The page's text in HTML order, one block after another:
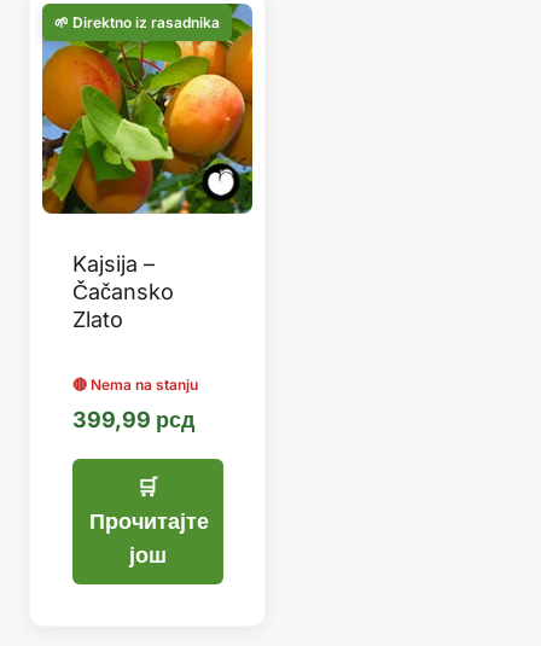
Kajsija –
Čačansko
Zlato
399,99 рсд
Прочитајте
још